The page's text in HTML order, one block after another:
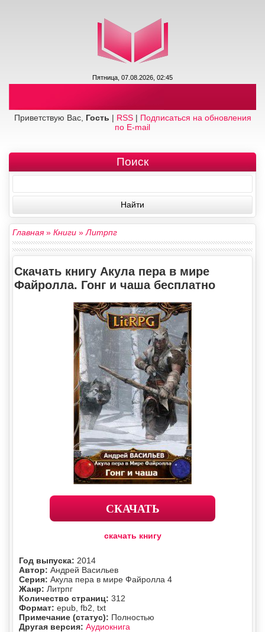
Пятница, 07.08.2026, 02:45
Приветствую Вас, Гость | RSS| Подписаться на обновления
по E-mail
Поиск
Главная» Книги »Литрпг
Скачать книгу Акула пера в мире
Файролла. Гонг и чаша бесплатно
СКАЧАТЬ
скачать книгу
Год выпуска: 2014
Автор: Андрей Васильев
Серия: Акула пера в мире Файролла 4
Жанр: Литрпг
Количество страниц: 312
Формат: epub, fb2, txt
Примечание (статус): Полностью
Другая версия: Аудиокнига